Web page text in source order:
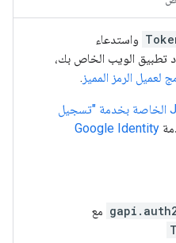
واستدعاء
تطبيق الويب الخاص بك،
لعميل الرمز المميز.
مراجع عميل JavaScript الخاصة بخدمة "تسجيل
Google Identity
مع